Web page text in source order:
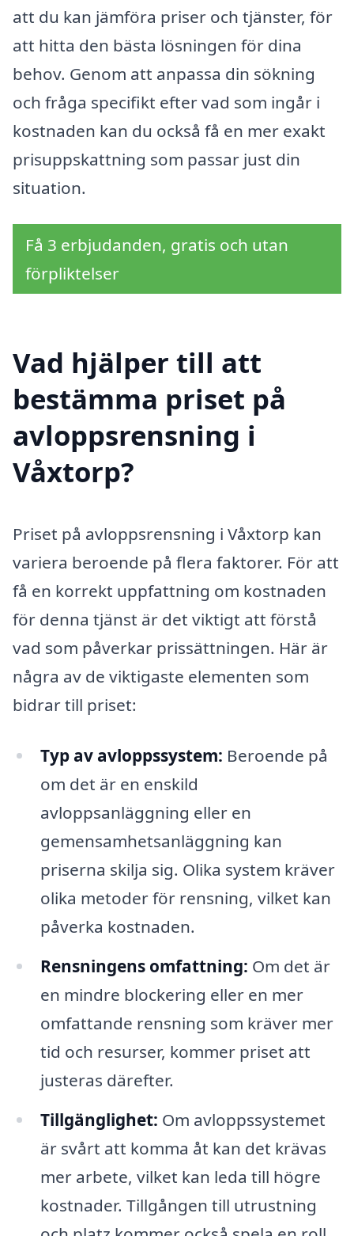
att du kan jämföra priser och tjänster, för
att hitta den bästa lösningen för dina
behov. Genom att anpassa din sökning
och fråga specifikt efter vad som ingår i
kostnaden kan du också få en mer exakt
prisuppskattning som passar just din
situation.
Få 3 erbjudanden, gratis och utan
förpliktelser
Vad hjälper till att
bestämma priset på
avloppsrensning i
Våxtorp?
Priset på avloppsrensning i Våxtorp kan
variera beroende på flera faktorer. För att
få en korrekt uppfattning om kostnaden
för denna tjänst är det viktigt att förstå
vad som påverkar prissättningen. Här är
några av de viktigaste elementen som
bidrar till priset:
Typ av avloppssystem: Beroende på
om det är en enskild
avloppsanläggning eller en
gemensamhetsanläggning kan
priserna skilja sig. Olika system kräver
olika metoder för rensning, vilket kan
påverka kostnaden.
Rensningens omfattning: Om det är
en mindre blockering eller en mer
omfattande rensning som kräver mer
tid och resurser, kommer priset att
justeras därefter.
Tillgänglighet: Om avloppssystemet
är svårt att komma åt kan det krävas
mer arbete, vilket kan leda till högre
kostnader. Tillgången till utrustning